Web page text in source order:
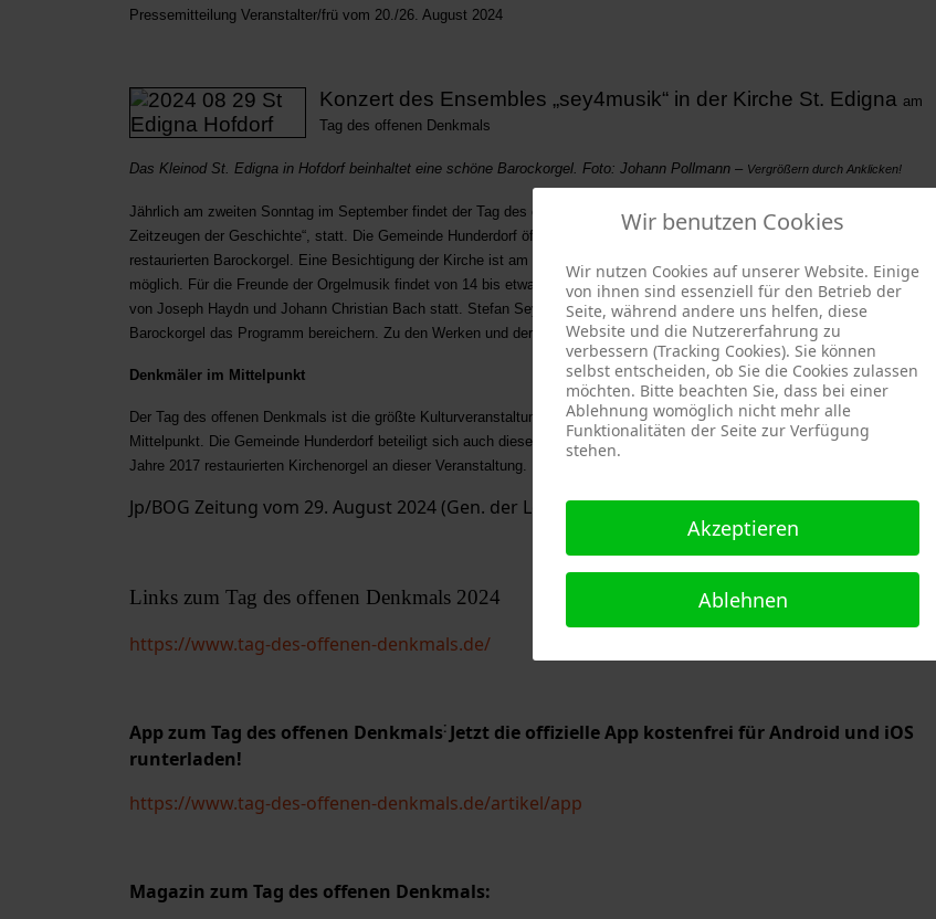
Pressemitteilung Veranstalter/frü vom 20./26. August 2024
Konzert des Ensembles „sey4musik“ in der Kirche St. Edigna am
Tag des offenen Denkmals
Das Kleinod St. Edigna in Hofdorf beinhaltet eine schöne Barockorgel. Foto: Johann Pollmann – Vergrößern durch Anklicken!
Jährlich am zweiten Sonntag im September findet der Tag des offenen Denkmals, heuer unter dem Motto „Wahr-Zeichen –
Zeitzeugen der Geschichte“, statt. Die Gemeinde Hunderdorf öffnet hierfür in Hofdorf die Kirche St. Edigna mit der
restaurierten Barockorgel. Eine Besichtigung der Kirche ist am Sonntag, 8. September, in der Zeit von 13.30 bis 16 Uhr
möglich. Für die Freunde der Orgelmusik findet von 14 bis etwa 15 Uhr ein Konzert vom Ensemble „sey4music“ mit Werken
von Joseph Haydn und Johann Christian Bach statt. Stefan Seyfried wird mit Lied- und Tanzvariationen an der historischen
Barockorgel das Programm bereichern. Zu den Werken und deren Komponisten werden Erläuterungen gegeben.
Denkmäler im Mittelpunkt
Der Tag des offenen Denkmals ist die größte Kulturveranstaltung Deutschlands. An diesem Tag stehen die Denkmäler im
Mittelpunkt. Die Gemeinde Hunderdorf beteiligt sich auch dieses Jahr mit der in der Denkmalliste geführten Kirche und der im
Jahre 2017 restaurierten Kirchenorgel an dieser Veranstaltung. Der Eintritt ist frei
Jp/BOG Zeitung vom 29. August 2024 (Gen. der Lokalredaktion)
Links zum Tag des offenen Denkmals 2024
https://www.tag-des-offenen-denkmals.de/
App zum Tag des offenen Denkmals: Jetzt die offizielle App kostenfrei für Android und iOS
runterladen!
https://www.tag-des-offenen-denkmals.de/artikel/app
Magazin zum Tag des offenen Denkmals:
Wir benutzen Cookies
Wir nutzen Cookies auf unserer Website. Einige
von ihnen sind essenziell für den Betrieb der
Seite, während andere uns helfen, diese
Website und die Nutzererfahrung zu
verbessern (Tracking Cookies). Sie können
selbst entscheiden, ob Sie die Cookies zulassen
möchten. Bitte beachten Sie, dass bei einer
Ablehnung womöglich nicht mehr alle
Funktionalitäten der Seite zur Verfügung
stehen.
Akzeptieren
Ablehnen